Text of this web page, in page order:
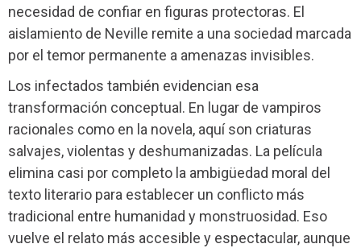
necesidad de confiar en figuras protectoras. El
aislamiento de Neville remite a una sociedad marcada
por el temor permanente a amenazas invisibles.
Los infectados también evidencian esa
transformación conceptual. En lugar de vampiros
racionales como en la novela, aquí son criaturas
salvajes, violentas y deshumanizadas. La película
elimina casi por completo la ambigüedad moral del
texto literario para establecer un conflicto más
tradicional entre humanidad y monstruosidad. Eso
vuelve el relato más accesible y espectacular, aunque